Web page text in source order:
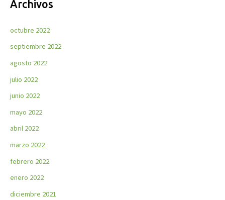
Archivos
octubre 2022
septiembre 2022
agosto 2022
julio 2022
junio 2022
mayo 2022
abril 2022
marzo 2022
febrero 2022
enero 2022
diciembre 2021